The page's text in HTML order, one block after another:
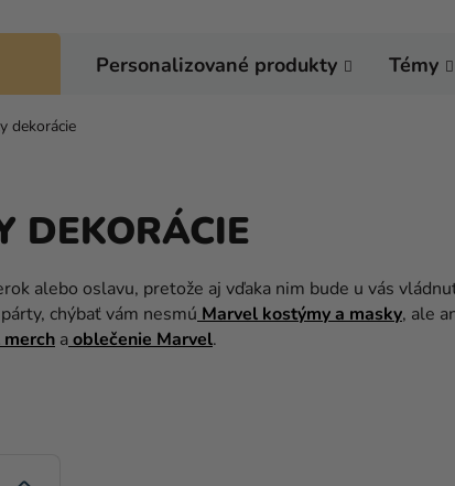
Personalizované produkty Témy
dekorácie
DEKORÁCIE
alebo oslavu, pretože aj vďaka nim bude u vás
chýbať vám nesmú Marvel kostýmy a masky, ale
aoblečenie Marvel.